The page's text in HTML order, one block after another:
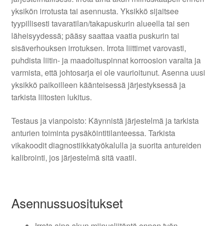
yksikön irrotusta tai asennusta. Yksikkö sijaitsee
tyypillisesti tavaratilan/takapuskurin alueella tai sen
läheisyydessä; pääsy saattaa vaatia puskurin tai
sisäverhouksen irrotuksen. Irrota liittimet varovasti,
puhdista liitin- ja maadoituspinnat korroosion varalta ja
varmista, että johtosarja ei ole vaurioitunut. Asenna uusi
yksikkö paikoilleen käänteisessä järjestyksessä ja
tarkista liitosten lukitus.
Testaus ja vianpoisto: Käynnistä järjestelmä ja tarkista
anturien toiminta pysäköintitilanteessa. Tarkista
vikakoodit diagnostiikkatyökalulla ja suorita antureiden
kalibrointi, jos järjestelmä sitä vaatii.
Asennussuositukset